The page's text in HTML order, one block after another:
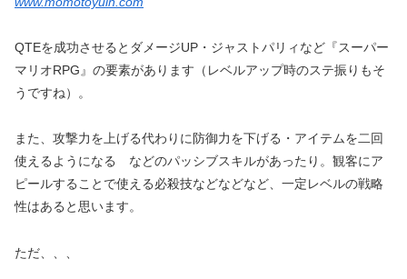
QTEを成功させるとダメージUP・ジャストパリィなど『スーパー
マリオRPG』の要素があります（レベルアップ時のステ振りもそ
うですね）。
また、攻撃力を上げる代わりに防御力を下げる・アイテムを二回
使えるようになる などのパッシブスキルがあったり。観客にア
ピールすることで使える必殺技などなどなど、一定レベルの戦略
性はあると思います。
ただ、、、